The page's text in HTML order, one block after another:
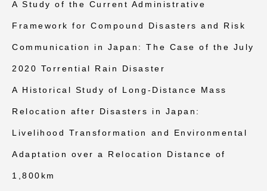
A Study of the Current Administrative
Framework for Compound Disasters and Risk
Communication in Japan: The Case of the July
2020 Torrential Rain Disaster
A Historical Study of Long-Distance Mass
Relocation after Disasters in Japan:
Livelihood Transformation and Environmental
Adaptation over a Relocation Distance of
1,800km